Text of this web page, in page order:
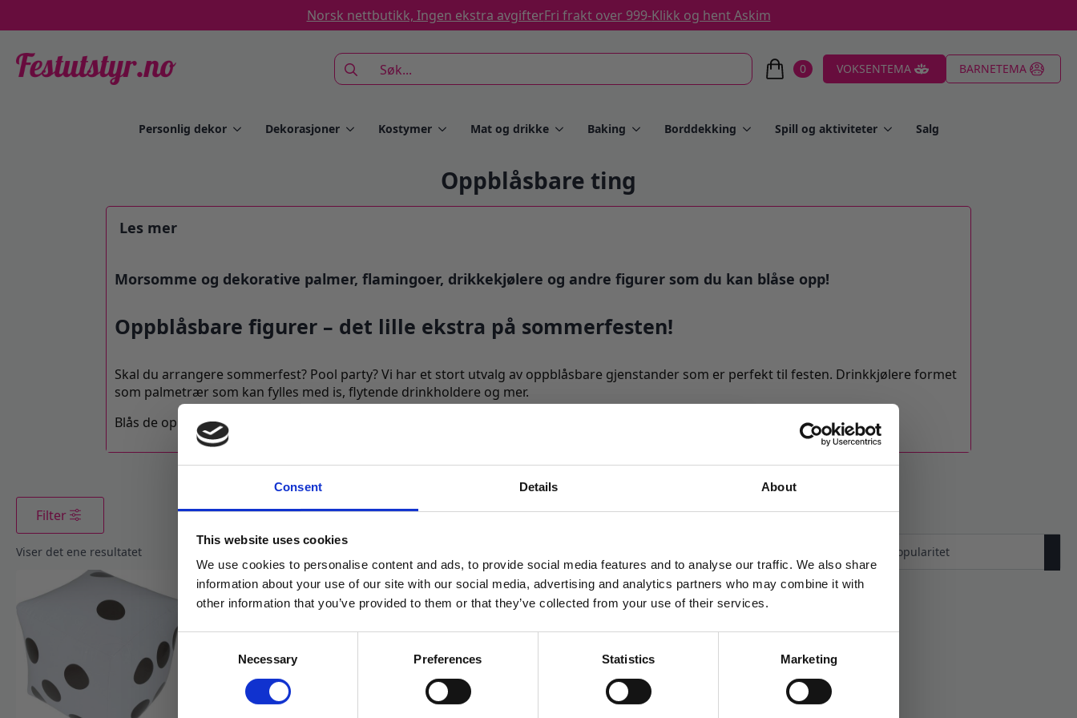
Consent Details About
This website uses cookies
We use cookies to personalise content and ads, to provide social media features and to analyse our traffic. We also share
information about your use of our site with our social media, advertising and analytics partners who may combine it with
other information that you’ve provided to them or that they’ve collected from your use of their services.
Necessary Preferences Statistics Marketing
Norsk nettbutikk, Ingen ekstra avgifterFri frakt over 999-Klikk og hent Askim
Search
for:
0 VOKSENTEMA BARNETEMA
Personlig dekor Dekorasjoner Kostymer Mat og drikke Baking Borddekking Spill og aktiviteter Salg
Oppblåsbare ting
Les mer
Morsomme og dekorative palmer, flamingoer, drikkekjølere og andre figurer som du kan blåse opp!
Oppblåsbare figurer – det lille ekstra på sommerfesten!
Skal du arrangere sommerfest? Pool party? Vi har et stort utvalg av oppblåsbare gjenstander som er perfekt til festen. Drinkkjølere formet
som palmetrær som kan fylles med is, flytende drinkholdere og mer.
Blås de opp for hånd, eller kjøp en god pumpe for å lette arbeidet.
Filter
Viser det ene resultatet
få eksklusive tilbud og masse
inspirasjon rett i innboksen
Ja takk! Jeg vil gjerne få brev fra dere!